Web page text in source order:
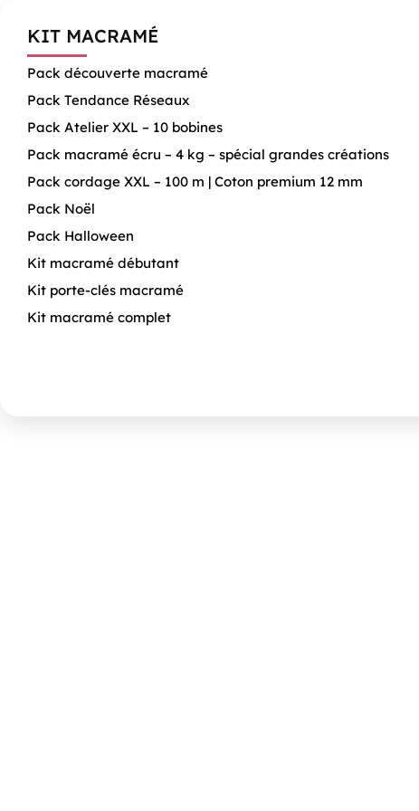
KIT MACRAMÉ
Pack découverte macramé
Pack Tendance Réseaux
Pack Atelier XXL – 10 bobines
Pack macramé écru – 4 kg – spécial grandes créations
Pack cordage XXL – 100 m | Coton premium 12 mm
Pack Noël
Pack Halloween
Kit macramé débutant
Kit porte-clés macramé
Kit macramé complet